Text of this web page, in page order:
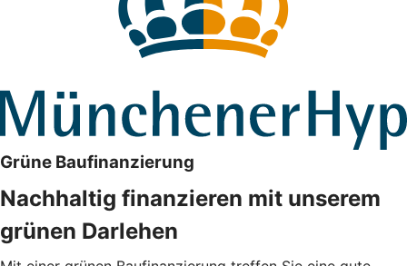
Grüne Baufinanzierung
Nachhaltig finanzieren mit unserem
grünen Darlehen